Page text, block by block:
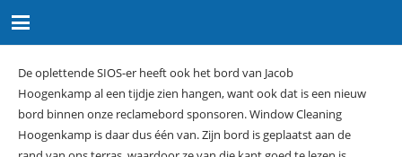
De oplettende SIOS-er heeft ook het bord van Jacob
Hoogenkamp al een tijdje zien hangen, want ook dat is een nieuw
bord binnen onze reclamebord sponsoren. Window Cleaning
Hoogenkamp is daar dus één van. Zijn bord is geplaatst aan de